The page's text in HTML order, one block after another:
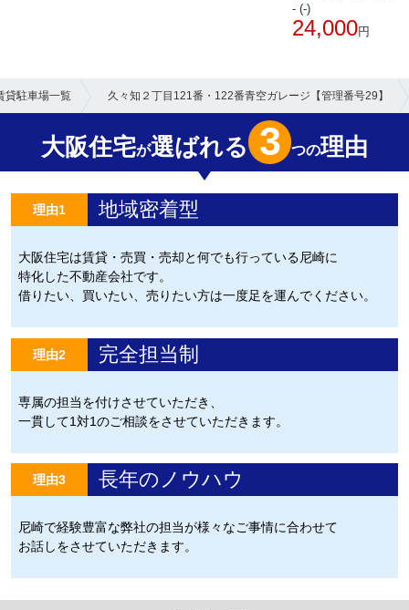
- (-)
24,000円
貸駐車場一覧 久々知２丁目121番・122番青空ガレージ【管理番号29】
大阪住宅が選ばれる 3 つの理由
理由1 地域密着型
大阪住宅は賃貸・売買・売却と何でも行っている尼崎に
特化した不動産会社です。
借りたい、買いたい、売りたい方は一度足を運んでください。
理由2 完全担当制
専属の担当を付けさせていただき、
一貫して1対1のご相談をさせていただきます。
理由3 長年のノウハウ
尼崎で経験豊富な弊社の担当が様々なご事情に合わせて
お話しをさせていただきます。